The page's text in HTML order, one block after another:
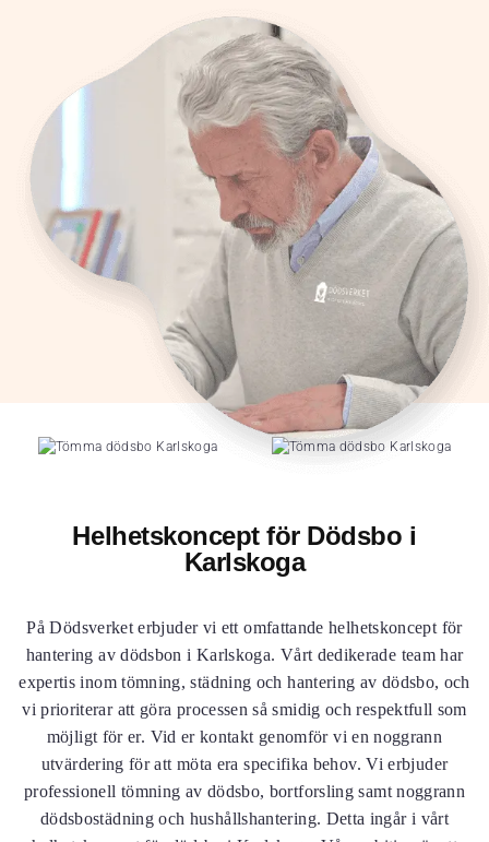
Helhetskoncept för Dödsbo i
Karlskoga
På Dödsverket erbjuder vi ett omfattande helhetskoncept för
hantering av dödsbon i Karlskoga. Vårt dedikerade team har
expertis inom tömning, städning och hantering av dödsbo, och
vi prioriterar att göra processen så smidig och respektfull som
möjligt för er. Vid er kontakt genomför vi en noggrann
utvärdering för att möta era specifika behov. Vi erbjuder
professionell tömning av dödsbo, bortforsling samt noggrann
dödsbostädning och hushållshantering. Detta ingår i vårt